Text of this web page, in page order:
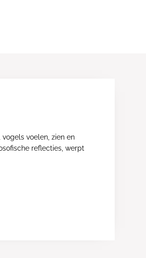
voelen, zien en
reflecties, werpt